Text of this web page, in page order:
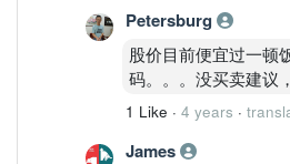
Petersburg
股价目前便宜过一顿
码。。。没买卖建议
1 Like · 4 years ·
James